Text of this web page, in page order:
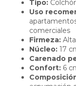
Tipo:
Uso
comerciales
Firmeza:
Núcleo: 17
Carenado
Confort: 6